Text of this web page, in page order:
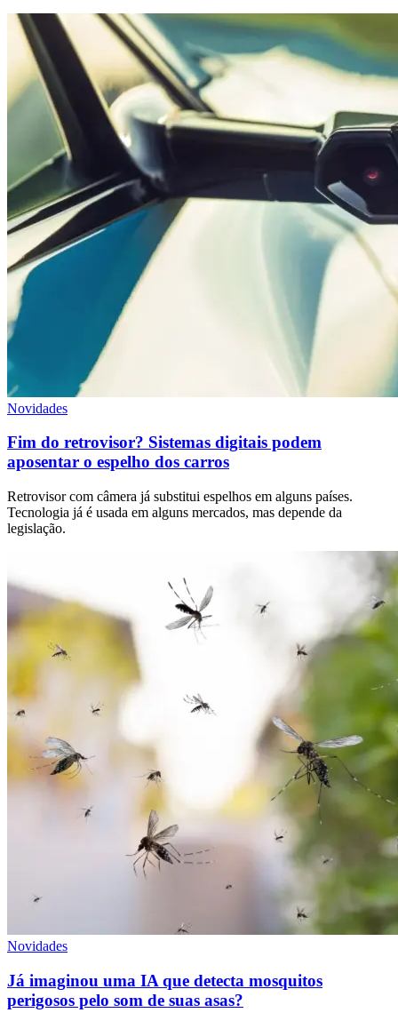
Novidades
Fim do retrovisor? Sistemas digitais podem
aposentar o espelho dos carros
Retrovisor com câmera já substitui espelhos em alguns países.
Tecnologia já é usada em alguns mercados, mas depende da
legislação.
Novidades
Já imaginou uma IA que detecta mosquitos
perigosos pelo som de suas asas?